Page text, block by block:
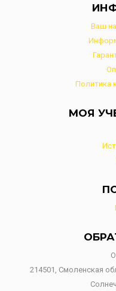
Ваш
Политика
МОЯ
214501, Смоленская